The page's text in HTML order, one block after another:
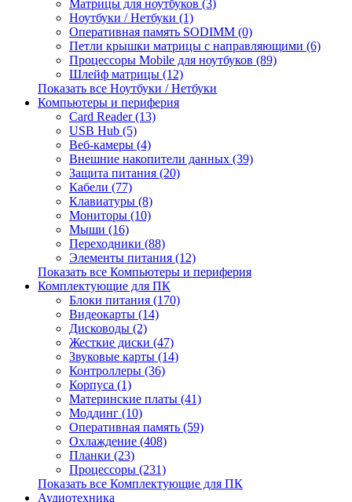
Матрицы для ноутбуков (3)
Ноутбуки / Нетбуки (1)
Оперативная память SODIMM (0)
Петли крышки матрицы с направляющими (6)
Процессоры Mobile для ноутбуков (89)
Шлейф матрицы (12)
Показать все Ноутбуки / Нетбуки
Компьютеры и периферия
Card Reader (13)
USB Hub (5)
Веб-камеры (4)
Внешние накопители данных (39)
Защита питания (20)
Кабели (77)
Клавиатуры (8)
Мониторы (10)
Мыши (16)
Переходники (88)
Элементы питания (12)
Показать все Компьютеры и периферия
Комплектующие для ПК
Блоки питания (170)
Видеокарты (14)
Дисководы (2)
Жесткие диски (47)
Звуковые карты (14)
Контроллеры (36)
Корпуса (1)
Материнские платы (41)
Моддинг (10)
Оперативная память (59)
Охлаждение (408)
Планки (23)
Процессоры (231)
Показать все Комплектующие для ПК
Аудиотехника